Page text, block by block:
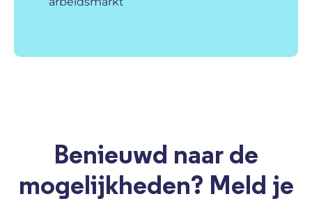
Benieuwd naar de
mogelijkheden? Meld je